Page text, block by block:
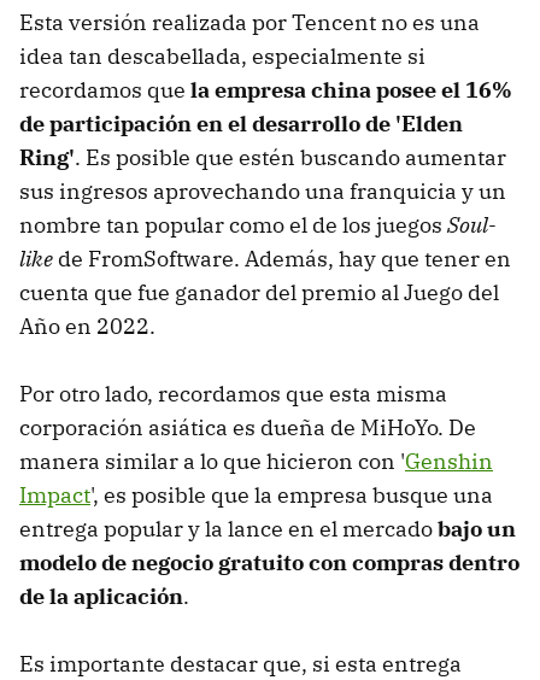
Esta versión realizada por Tencent no es una
idea tan descabellada, especialmente si
recordamos que la empresa china posee el 16%
de participación en el desarrollo de 'Elden
Ring'. Es posible que estén buscando aumentar
sus ingresos aprovechando una franquicia y un
nombre tan popular como el de los juegos Soul-
like de FromSoftware. Además, hay que tener en
cuenta que fue ganador del premio al Juego del
Año en 2022.
Por otro lado, recordamos que esta misma
corporación asiática es dueña de MiHoYo. De
manera similar a lo que hicieron con 'Genshin
Impact', es posible que la empresa busque una
entrega popular y la lance en el mercadobajo un
modelo de negocio gratuito con compras dentro
de la aplicación.
Es importante destacar que, si esta entrega